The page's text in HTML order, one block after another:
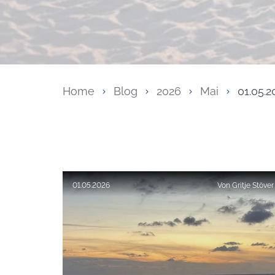
Home Blog 2026 Mai
Veröffentlicht am:
01.05.2026 VonGritje Stöver